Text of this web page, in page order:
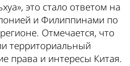
это стало ответом на
и Филиппинами по
Отмечается, что
территориальный
права и интересы Китая.